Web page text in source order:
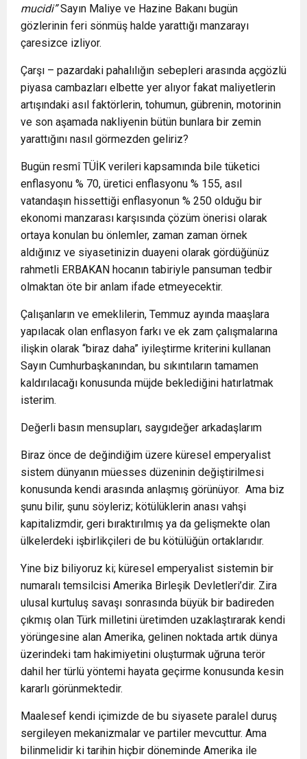
mucidi”Sayın Maliye ve Hazine Bakanı bugün
gözlerinin feri sönmüş halde yarattığı manzarayı
çaresizce izliyor.
Çarşı – pazardaki pahalılığın sebepleri arasında açgözlü
piyasa cambazları elbette yer alıyor fakat maliyetlerin
artışındaki asıl faktörlerin, tohumun, gübrenin, motorinin
ve son aşamada nakliyenin bütün bunlara bir zemin
yarattığını nasıl görmezden geliriz?
Bugün resmî TÜİK verileri kapsamında bile tüketici
enflasyonu % 70, üretici enflasyonu % 155, asıl
vatandaşın hissettiği enflasyonun % 250 olduğu bir
ekonomi manzarası karşısında çözüm önerisi olarak
ortaya konulan bu önlemler, zaman zaman örnek
aldığınız ve siyasetinizin duayeni olarak gördüğünüz
rahmetli ERBAKAN hocanın tabiriyle pansuman tedbir
olmaktan öte bir anlam ifade etmeyecektir.
Çalışanların ve emeklilerin, Temmuz ayında maaşlara
yapılacak olan enflasyon farkı ve ek zam çalışmalarına
ilişkin olarak “biraz daha” iyileştirme kriterini kullanan
Sayın Cumhurbaşkanından, bu sıkıntıların tamamen
kaldırılacağı konusunda müjde beklediğini hatırlatmak
isterim.
Değerli basın mensupları, saygıdeğer arkadaşlarım
Biraz önce de değindiğim üzere küresel emperyalist
sistem dünyanın müesses düzeninin değiştirilmesi
konusunda kendi arasında anlaşmış görünüyor. Ama biz
şunu bilir, şunu söyleriz; kötülüklerin anası vahşi
kapitalizmdir, geri bıraktırılmış ya da gelişmekte olan
ülkelerdeki işbirlikçileri de bu kötülüğün ortaklarıdır.
Yine biz biliyoruz ki; küresel emperyalist sistemin bir
numaralı temsilcisi Amerika Birleşik Devletleri’dir. Zira
ulusal kurtuluş savaşı sonrasında büyük bir badireden
çıkmış olan Türk milletini üretimden uzaklaştırarak kendi
yörüngesine alan Amerika, gelinen noktada artık dünya
üzerindeki tam hakimiyetini oluşturmak uğruna terör
dahil her türlü yöntemi hayata geçirme konusunda kesin
kararlı görünmektedir.
Maalesef kendi içimizde de bu siyasete paralel duruş
sergileyen mekanizmalar ve partiler mevcuttur. Ama
bilinmelidir ki tarihin hiçbir döneminde Amerika ile